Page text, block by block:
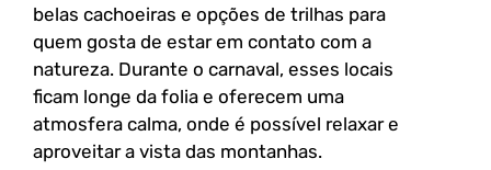
belas cachoeiras e opções de trilhas para
quem gosta de estar em contato com a
natureza. Durante o carnaval, esses locais
ficam longe da folia e oferecem uma
atmosfera calma, onde é possível relaxar e
aproveitar a vista das montanhas.